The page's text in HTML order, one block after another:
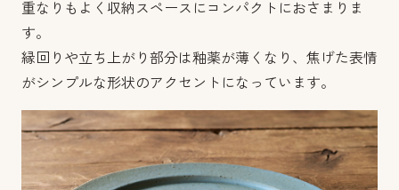
重なりもよく収納スペースにコンパクトにおさまりま
す。
縁回りや立ち上がり部分は釉薬が薄くなり、焦げた表情
がシンプルな形状のアクセントになっています。